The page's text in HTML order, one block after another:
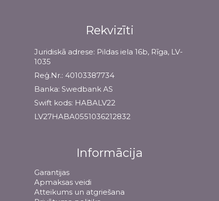
Rekvizīti
Juridiskā adrese: Pildas iela 16b, Rīga, LV-
1035
Reģ.Nr.: 40103387734
Banka: Swedbank AS
Swift kods: HABALV22
LV27HABA0551036212832
Informācija
Garantijas
Apmaksas veidi
Atteikums un atgriešana